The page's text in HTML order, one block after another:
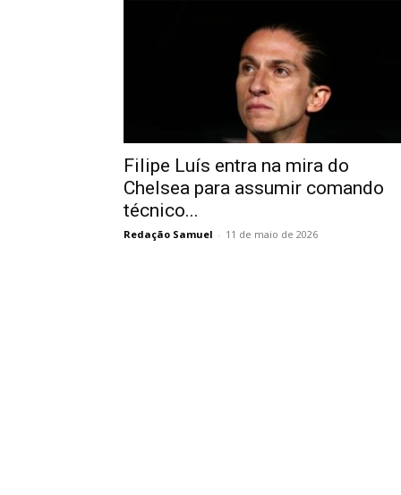
Filipe Luís entra na mira do
Chelsea para assumir comando
técnico...
Redação Samuel - 11 de maio de 2026